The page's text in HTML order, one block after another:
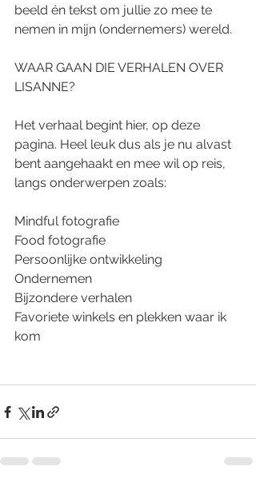
beeld én tekst om jullie zo mee te
nemen in mijn (ondernemers) wereld.
WAAR GAAN DIE VERHALEN OVER
LISANNE?
Het verhaal begint hier, op deze
pagina. Heel leuk dus als je nu alvast
bent aangehaakt en mee wil op reis,
langs onderwerpen zoals:
Mindful fotografie
Food fotografie
Persoonlijke ontwikkeling
Ondernemen
Bijzondere verhalen
Favoriete winkels en plekken waar ik
kom